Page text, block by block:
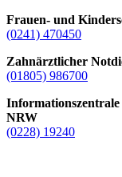
Frauen- und
(0241) 470450
Zahnärztlicher
(01805) 986700
Informationszentrale
NRW
(0228) 19240